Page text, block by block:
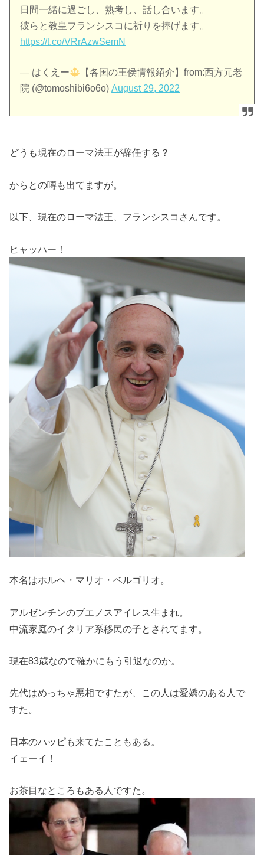
日間一緒に過ごし、熟考し、話し合います。
彼らと教皇フランシスコに祈りを捧げます。
https://t.co/VRrAzwSemN
— はくえー
【各国の王侯情報紹介】from:西方元老
院 (@tomoshibi6o6o)August 29, 2022
どうも現在のローマ法王が辞任する？
からとの噂も出てますが。
以下、現在のローマ法王、フランシスコさんです。
ヒャッハー！
本名はホルヘ・マリオ・ベルゴリオ。
アルゼンチンのブエノスアイレス生まれ。
中流家庭のイタリア系移民の子とされてます。
現在83歳なので確かにもう引退なのか。
先代はめっちゃ悪相ですたが、この人は愛嬌のある人で
すた。
日本のハッピも来てたこともある。
イェーイ！
お茶目なところもある人ですた。